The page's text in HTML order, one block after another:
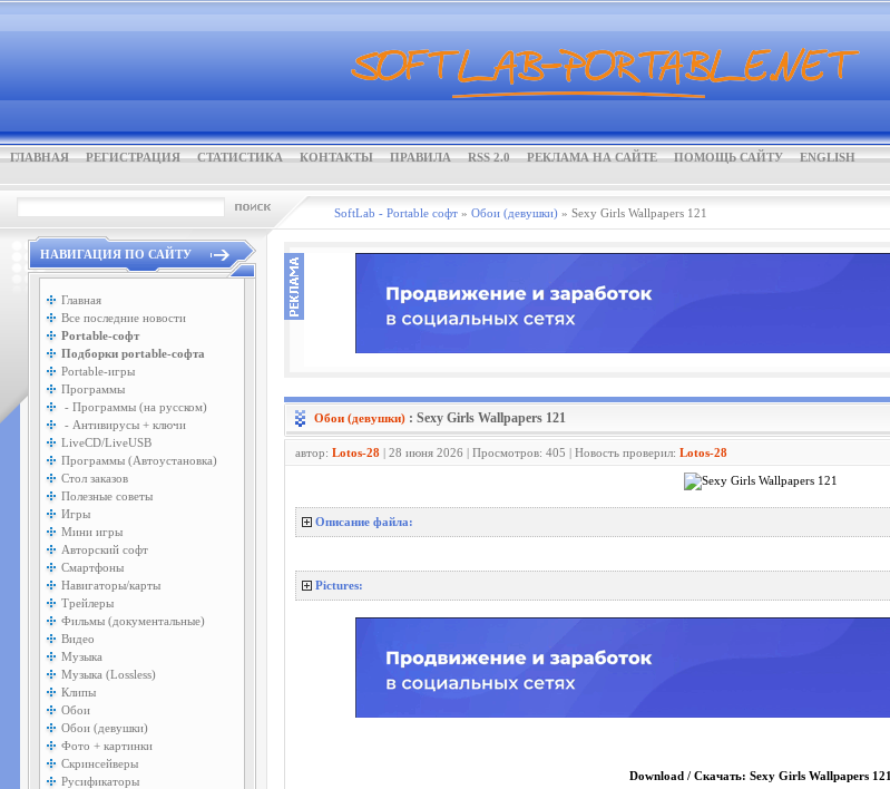
ГЛАВНАЯ РЕГИСТРАЦИЯ СТАТИСТИКА КОНТАКТЫ ПРАВИЛА RSS 2.0 РЕКЛАМА НА САЙТЕ ПОМОЩЬ САЙТУ ENGLISH
SoftLab - Portable софт » Обои (девушки) » Sexy Girls Wallpapers 121
НАВИГАЦИЯ ПО САЙТУ
Главная
Все последние новости
Portable-софт
Подборки portable-софта
Portable-игры
Программы
- Программы (на русском)
- Антивирусы + ключи
LiveCD/LiveUSB
Программы (Автоустановка)
Стол заказов
Полезные советы
Игры
Мини игры
Авторский софт
Смартфоны
Навигаторы/карты
Трейлеры
Фильмы (документальные)
Видео
Музыка
Музыка (Lossless)
Клипы
Обои
Обои (девушки)
Фото + картинки
Скринсейверы
Русификаторы
Обои (девушки) : Sexy Girls Wallpapers 121
автор: Lotos-28 | 28 июня 2026 | Просмотров: 405 | Новость проверил: Lotos-28
Описание файла:
Pictures:
Download / Скачать: Sexy Girls Wallpapers 121